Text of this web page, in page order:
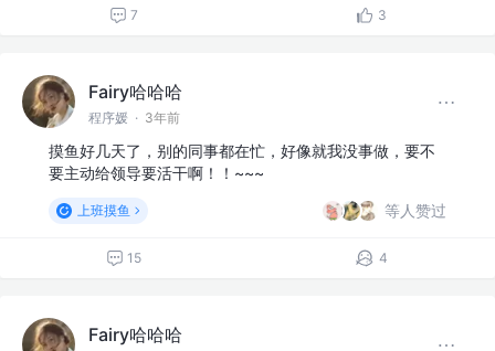
7 3
Fairy哈哈哈
程序媛 · 3年前
摸鱼好几天了，别的同事都在忙，好像就我没事做，要不
要主动给领导要活干啊！！~~~
上班摸鱼 等人赞过
15 4
Fairy哈哈哈